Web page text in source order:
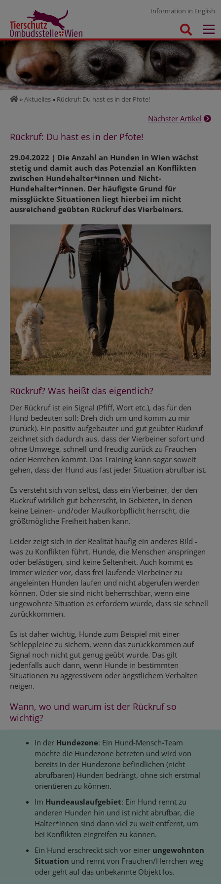
Information in English
»Aktuelles» Rückruf: Du hast es in der Pfote!
Nächster Artikel
Rückruf: Du hast es in der Pfote!
29.04.2022 | Die Anzahl an Hunden in Wien wächst
stetig und damit auch das Potenzial an Konflikten
zwischen Hundehalter*innen und Nicht-
Hundehalter*innen. Der häufigste Grund für
missglückte Situationen liegt hierbei im nicht
ausreichend geübten Rückruf des Vierbeiners.
Rückruf? Was heißt das eigentlich?
Der Rückruf ist ein Signal (Pfiff, Wort etc.), das für den
Hund bedeuten soll: Dreh dich um und komm zu mir
(zurück). Ein positiv aufgebauter und gut geübter Rückruf
zeichnet sich dadurch aus, dass der Vierbeiner sofort und
ohne Umwege, schnell und freudig zurück zu Frauchen
oder Herrchen kommt. Das Training kann sogar soweit
gehen, dass der Hund aus fast jeder Situation abrufbar ist.
Es versteht sich von selbst, dass ein Vierbeiner, der den
Rückruf wirklich gut beherrscht, in Gebieten, in denen
keine Leinen- und/oder Maulkorbpflicht herrscht, die
größtmögliche Freiheit haben kann.
Leider zeigt sich in der Realität häufig ein anderes Bild -
was zu Konflikten führt. Hunde, die Menschen anspringen
oder belästigen, sind keine Seltenheit. Auch kommt es
immer wieder vor, dass frei laufende Vierbeiner zu
angeleinten Hunden laufen und nicht abgerufen werden
können. Oder sie sind nicht beherrschbar, wenn eine
ungewohnte Situation es erfordern würde, dass sie schnell
zurückkommen.
Es ist daher wichtig, Hunde zum Beispiel mit einer
Schleppleine zu sichern, wenn das zurückkommen auf
Signal noch nicht gut genug geübt wurde. Das gilt
jedenfalls auch dann, wenn Hunde in bestimmten
Situationen zu aggressivem oder ängstlichem Verhalten
neigen.
Wann, wo und warum ist der Rückruf so
wichtig?
In der Hundezone: Ein Hund-Mensch-Team
möchte die Hundezone betreten und wird von
bereits in der Hundezone befindlichen (nicht
abrufbaren) Hunden bedrängt, ohne sich erstmal
orientieren zu können.
Im Hundeauslaufgebiet: Ein Hund rennt zu
anderen Hunden hin und ist nicht abrufbar, die
Halter*innen sind dann viel zu weit entfernt, um
bei Konflikten eingreifen zu können.
Ein Hund erschreckt sich vor einer ungewohnten
Situation und rennt von Frauchen/Herrchen weg
oder geht auf das unbekannte Objekt los.